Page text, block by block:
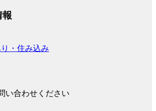
報
・住み込み
い合わせください